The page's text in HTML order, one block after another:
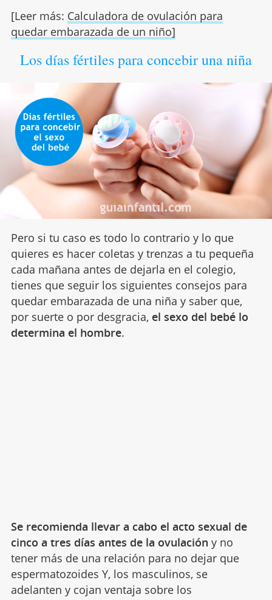
[Leer más: Calculadora de ovulación para
quedar embarazada de un niño]
Los días fértiles para concebir una niña
Pero si tu caso es todo lo contrario y lo que
quieres es hacer coletas y trenzas a tu pequeña
cada mañana antes de dejarla en el colegio,
tienes que seguir los siguientes consejos para
quedar embarazada de una niña y saber que,
por suerte o por desgracia, el sexo del bebé lo
determina el hombre.
Se recomienda llevar a cabo el acto sexual de
cinco a tres días antes de la ovulación y no
tener más de una relación para no dejar que
espermatozoides Y, los masculinos, se
adelanten y cojan ventaja sobre los